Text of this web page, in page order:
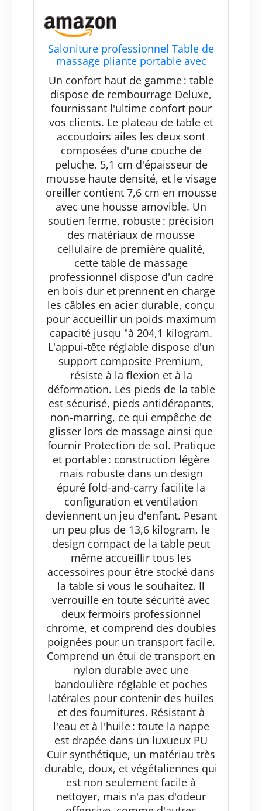
Saloniture professionnel Table de
massage pliante portable avec
housse de transport – Plusieurs
coloris disponibles
Un confort haut de gamme : table
dispose de rembourrage Deluxe,
fournissant l'ultime confort pour
vos clients. Le plateau de table et
accoudoirs ailes les deux sont
composées d'une couche de
peluche, 5,1 cm d'épaisseur de
mousse haute densité, et le visage
oreiller contient 7,6 cm en mousse
avec une housse amovible. Un
soutien ferme, robuste : précision
des matériaux de mousse
cellulaire de première qualité,
cette table de massage
professionnel dispose d'un cadre
en bois dur et prennent en charge
les câbles en acier durable, conçu
pour accueillir un poids maximum
capacité jusqu "à 204,1 kilogram.
L'appui-tête réglable dispose d'un
support composite Premium,
résiste à la flexion et à la
déformation. Les pieds de la table
est sécurisé, pieds antidérapants,
non-marring, ce qui empêche de
glisser lors de massage ainsi que
fournir Protection de sol. Pratique
et portable : construction légère
mais robuste dans un design
épuré fold-and-carry facilite la
configuration et ventilation
deviennent un jeu d'enfant. Pesant
un peu plus de 13,6 kilogram, le
design compact de la table peut
même accueillir tous les
accessoires pour être stocké dans
la table si vous le souhaitez. Il
verrouille en toute sécurité avec
deux fermoirs professionnel
chrome, et comprend des doubles
poignées pour un transport facile.
Comprend un étui de transport en
nylon durable avec une
bandoulière réglable et poches
latérales pour contenir des huiles
et des fournitures. Résistant à
l'eau et à l'huile : toute la nappe
est drapée dans un luxueux PU
Cuir synthétique, un matériau très
durable, doux, et végétaliennes qui
est non seulement facile à
nettoyer, mais n'a pas d'odeur